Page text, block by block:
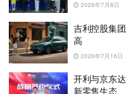
2026年7月8日
吉利控股集
高
2026年7月16日
开利与京东
新零售生态